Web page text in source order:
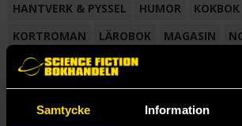
Samtycke Information
HANTVERK & PYSSEL
HUMOR KOKBOK
KORTROMAN
LÄROBOK MAGASIN
NOVELLMAGASIN
NOVELLSAMLING
SAMLINGSVOLYM
TECKNA & MÅLA